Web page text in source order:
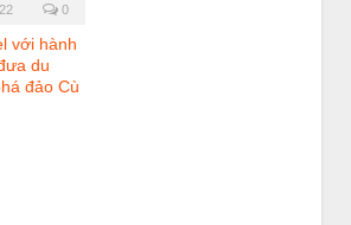
0
với hành
du
đảo Cù